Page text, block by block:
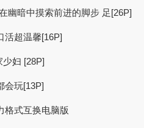
幽暗中摸索前进的脚步 足[26P]
活超温馨[16P]
少妇 [28P]
会玩[13P]
格式互换电脑版